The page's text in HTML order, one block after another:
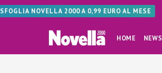
SFOGLIA NOVELLA 2000 A 0,99 EURO AL MESE
HOME NEWS